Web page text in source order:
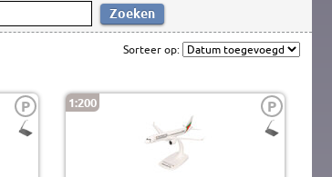
Sorteer op:
P 1:200 P